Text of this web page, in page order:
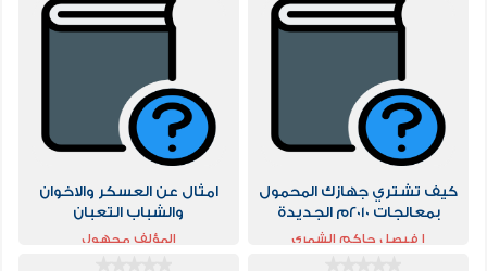
كيف تشتري جهازك المحمول
بمعالجات 2010م الجديدة
ا فيصل حاكم الشمري
امثال عن العسكر والاخوان
والشباب التعبان
المؤلف مجهول